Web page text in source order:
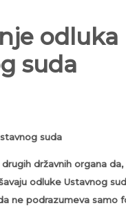
odluka
suda
suda
državnih organa da,
odluke Ustavnog
ne podrazumeva samo